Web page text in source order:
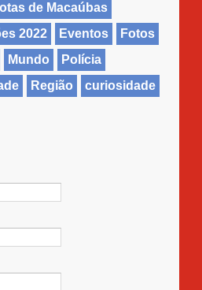
de Macaúbas
2022 Eventos
Fotos
Mundo
Polícia
Região
curiosidade